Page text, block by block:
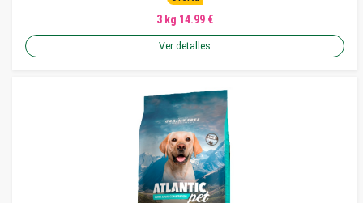
3 kg 14.99 €
Ver detalles